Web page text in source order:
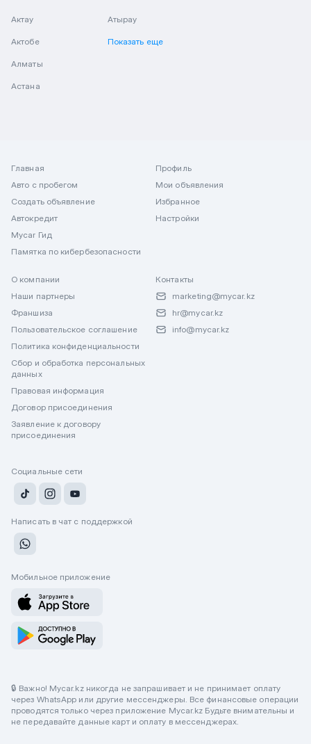
Актау
Актобе
Алматы
Астана
Атырау
Показать еще
Главная
Авто с пробегом
Создать объявление
Автокредит
Mycar Гид
Памятка по кибербезопасности
Профиль
Мои объявления
Избранное
Настройки
О компании
Наши партнеры
Франшиза
Пользовательское соглашение
Политика конфиденциальности
Сбор и обработка персональных
данных
Правовая информация
Договор присоединения
Заявление к договору
присоединения
Контакты
marketing@mycar.kz
hr@mycar.kz
info@mycar.kz
Социальные сети
Написать в чат с поддержкой
Мобильное приложение
🔒 Важно! Mycar.kz никогда не запрашивает и не принимает оплату
через WhatsApp или другие мессенджеры. Все финансовые операции
проводятся только через приложение Mycar.kz Будьте внимательны и
не передавайте данные карт и оплату в мессенджерах.